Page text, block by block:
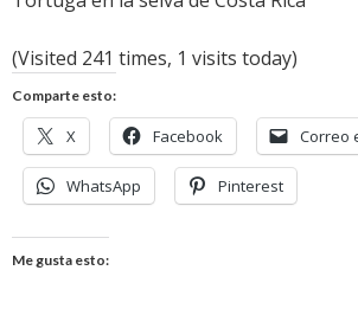
(Visited 241 times, 1 visits today)
Comparte esto:
X Facebook Correo
WhatsApp Pinterest
Me gusta esto: